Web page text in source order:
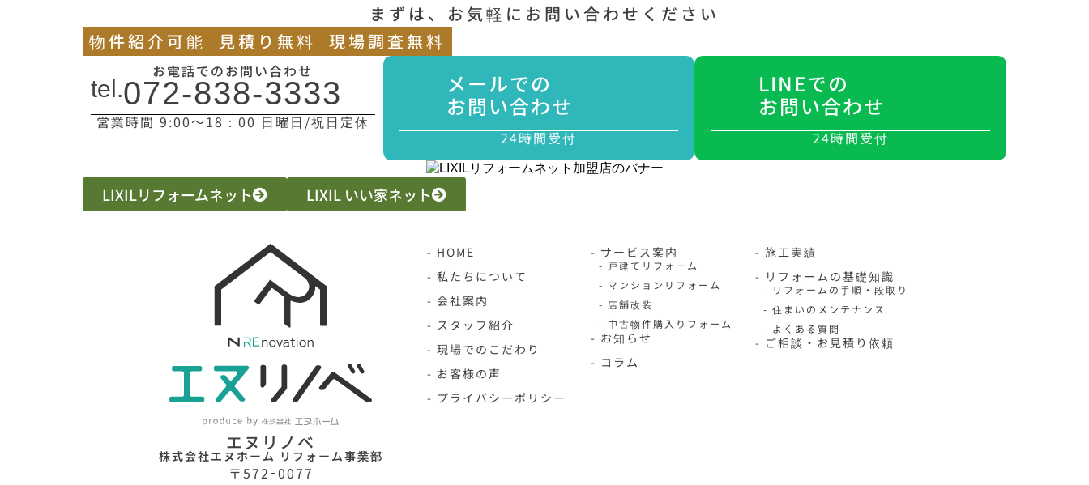
まずは、お気軽にお問い合わせください
物件紹介可能
見積り無料 現場調査無料
お電話でのお問い合わせ
tel.072-838-3333
営業時間 9:00〜18：00 日曜日/祝日定休
メールでの
お問い合わせ
24時間受付
LINEでの
お問い合わせ
24時間受付
LIXILリフォームネット LIXIL いい家ネット
エヌリノベ
株式会社エヌホーム リフォーム事業部
〒572ｰ0077
- HOME
- 私たちについて
- 会社案内
- スタッフ紹介
- 現場でのこだわり
- お客様の声
- プライバシーポリシー
- サービス案内
- 戸建てリフォーム
- マンションリフォーム
- 店舗改装
- 中古物件購入りフォーム
- お知らせ
- コラム
- 施工実績
- リフォームの基礎知識
- リフォームの手順・段取り
- 住まいのメンテナンス
- よくある質問
- ご相談・お見積り依頼